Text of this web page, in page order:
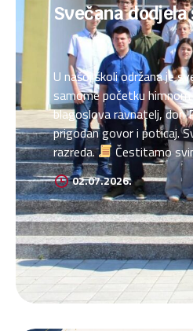
Svečana
U našoj školi održana je
samome početku
blagoslova ravnatelj, don
prigodan govor i poticaj.
razreda.
Čestitamo
danas već rekao naš
02.07.2026.